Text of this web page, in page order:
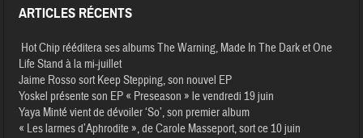
ARTICLES RÉCENTS
Hot Chip rééditera ses albums The Warning, Made In The Dark et One
Life Stand à la mi-juillet
Jaime Rosso sort Keep Stepping, son nouvel EP
Yoskel présente son EP « Preseason » le vendredi 19 juin
Yaya Minté vient de dévoiler ‘So’, son premier album
« Les larmes d’Aphrodite », de Carole Masseport, sort ce 10 juin